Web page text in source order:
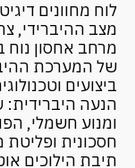
לוח מחוונים
מצב ההיברידי,
מרחב אחסון
של המערכת
ביצועים
ומנוע חשמלי,
חסכונית